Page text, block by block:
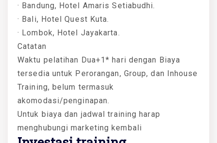
· Bandung, Hotel Amaris Setiabudhi.
· Bali, Hotel Quest Kuta.
· Lombok, Hotel Jayakarta.
Catatan
Waktu pelatihan Dua+1* hari dengan Biaya
tersedia untuk Perorangan, Group, dan Inhouse
Training, belum termasuk
akomodasi/penginapan.
Untuk biaya dan jadwal training harap
menghubungi marketing kembali